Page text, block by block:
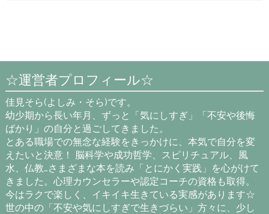
☆運営者プロフィール☆
佳見そら(よしみ・そら)です。
幼少期から長い年月、ずっと「気にしすぎ」「不安や後悔
ばかり」の自分と過ごしてきました。
とある職場での無念な経験をきっかけに、本気で自分を変
えたいと決意！ 脳科学や成功哲学、スピリチュアル、風
水、仏教…さまざまな本を読み「とにかく実践」を心がけて
きました。心理カウンセラーや認定コーチの資格も取得。
今はラクで楽しく、イキイキ生きている実感があります☆
世の中の「不安や気にしすぎで生きづらい」方々に、少し